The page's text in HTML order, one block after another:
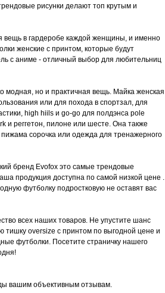
рисунки делают топ крутым и
вещь в гардеробе каждой женщины, и именно
женские с принтом, которые будут
с аниме - отличный выбор для любительниц
модная, но и практичная вещь. Майка женская
или для похода в спортзал, для
high hiils и go-go для полдэнса pole
и реггетон, пилоне или шесте. Она также
сорочка или одежда для тренажерного
бренд Evofox это самые трендовые
продукция доступна по самой низкой цене .
футболку подростковую не оставят вас
всех наших товаров. Не упустите шанс
тишку oversize с принтом по выгодной цене и
футболки. Посетите страничку нашего
вашим объективным отзывам.